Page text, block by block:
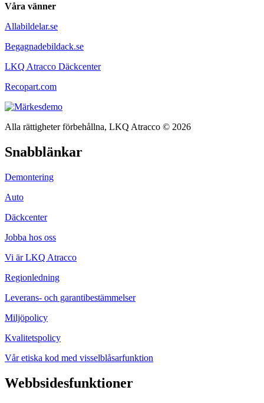
Våra vänner
Allabildelar.se
Begagnadebildack.se
LKQ Atracco Däckcenter
Recopart.com
Alla rättigheter förbehållna, LKQ Atracco © 2026
Snabblänkar
Demontering
Auto
Däckcenter
Jobba hos oss
Vi är LKQ Atracco
Regionledning
Leverans- och garantibestämmelser
Miljöpolicy
Kvalitetspolicy
Vår etiska kod med visselblåsarfunktion
Webbsidesfunktioner